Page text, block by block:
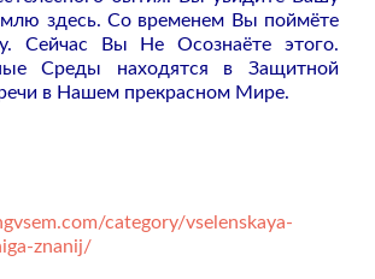
здесь. Со временем Вы поймёте
Сейчас Вы Не Осознаёте этого.
Среды находятся в Защитной
в Нашем прекрасном Мире.
category/vselenskaya-
znanij/